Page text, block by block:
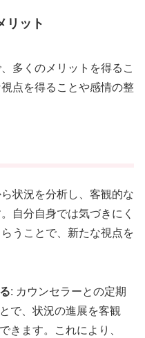
リット
多くのメリットを得るこ
点を得ることや感情の整
状況を分析し、客観的な
自分自身では気づきにく
うことで、新たな視点を
: カウンセラーとの定期
で、状況の進展を客観
きます。これにより、